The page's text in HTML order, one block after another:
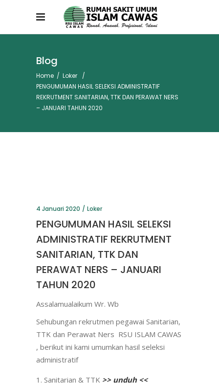
Blog
Home / Loker
/
PENGUMUMAN HASIL SELEKSI ADMINISTRATIF
REKRUTMENT SANITARIAN, TTK DAN PERAWAT NERS
– JANUARI TAHUN 2020
4 Januari 2020 Loker
PENGUMUMAN HASIL SELEKSI
ADMINISTRATIF REKRUTMENT
SANITARIAN, TTK DAN
PERAWAT NERS – JANUARI
TAHUN 2020
Assalamualaikum Wr. Wb
Sehubungan rekrutmen pegawai Sanitarian,
TTK dan Perawat Ners RSU ISLAM CAWAS
, berikut ini kami umumkan hasil seleksi
administratif
Sanitarian & TTK >> unduh <<